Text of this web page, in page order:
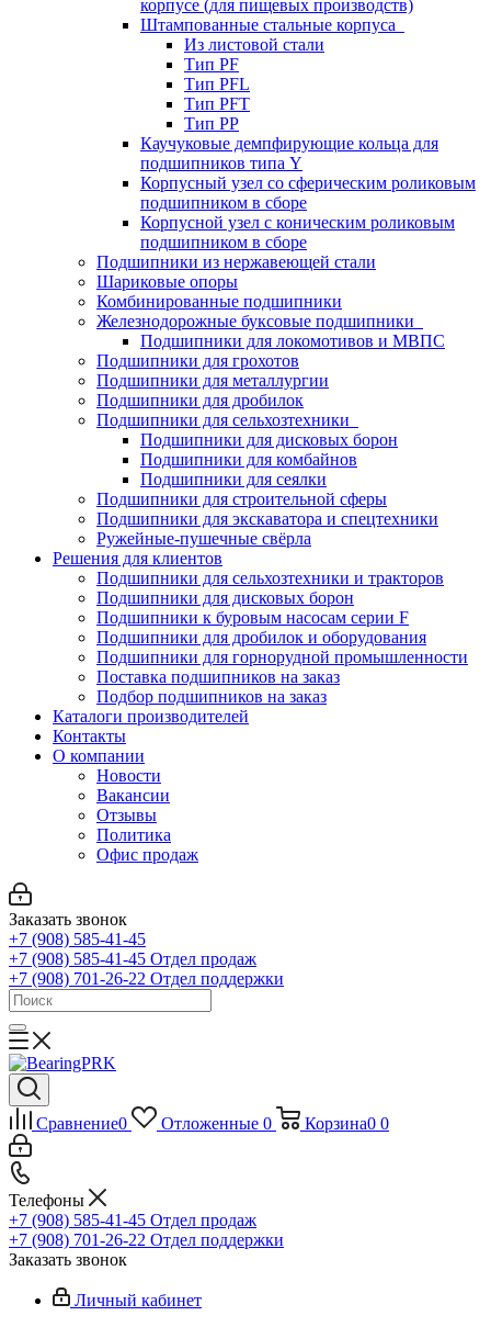
корпусе (для пищевых производств)
Штампованные стальные корпуса
Из листовой стали
Тип PF
Тип PFL
Тип PFT
Тип PP
Каучуковые демпфирующие кольца для
подшипников типа Y
Корпусный узел со сферическим роликовым
подшипником в сборе
Корпусной узел с коническим роликовым
подшипником в сборе
Подшипники из нержавеющей стали
Шариковые опоры
Комбинированные подшипники
Железнодорожные буксовые подшипники
Подшипники для локомотивов и МВПС
Подшипники для грохотов
Подшипники для металлургии
Подшипники для дробилок
Подшипники для сельхозтехники
Подшипники для дисковых борон
Подшипники для комбайнов
Подшипники для сеялки
Подшипники для строительной сферы
Подшипники для экскаватора и спецтехники
Ружейные-пушечные свёрла
Решения для клиентов
Подшипники для сельхозтехники и тракторов
Подшипники для дисковых борон
Подшипники к буровым насосам серии F
Подшипники для дробилок и оборудования
Подшипники для горнорудной промышленности
Поставка подшипников на заказ
Подбор подшипников на заказ
Каталоги производителей
Контакты
О компании
Новости
Вакансии
Отзывы
Политика
Офис продаж
Заказать звонок
+7 (908) 585-41-45
+7 (908) 585-41-45 Отдел продаж
+7 (908) 701-26-22 Отдел поддержки
Сравнение0 Отложенные 0 Корзина0 0
Телефоны
+7 (908) 585-41-45 Отдел продаж
+7 (908) 701-26-22 Отдел поддержки
Заказать звонок
Личный кабинет